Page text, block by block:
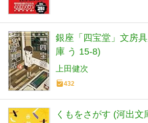
銀座「四宝堂」文房
庫 う 15-8)
上田健次
432
くもをさがす (河出文